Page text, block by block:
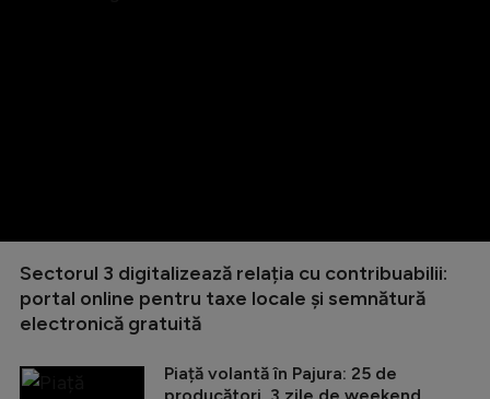
Sectorul 3 digitalizează relația cu contribuabilii:
portal online pentru taxe locale și semnătură
electronică gratuită
Piață volantă în Pajura: 25 de